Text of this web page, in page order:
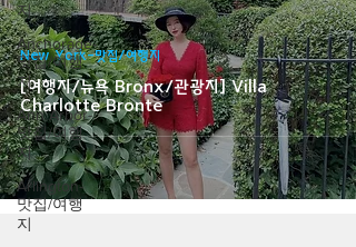
지
Anchorage-
맛집/여행
지
Ann Arbor-
맛집/여행
지
Arlington-
맛집/여행
지
[여행지/뉴욕 Bronx/관광지] Villa
Charlotte Bronte
New York-맛집/여행지